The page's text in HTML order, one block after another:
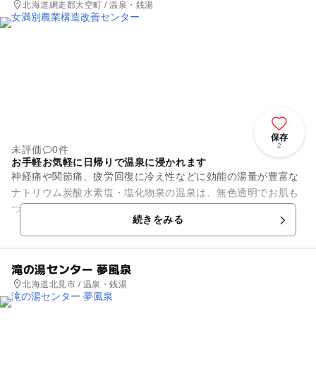
北海道網走郡大空町 / 温泉・銭湯
保存
2
未評価
0件
お手軽お気軽に日帰りで温泉に浸かれます
神経痛や関節痛、疲労回復に冷え性などに効能の湯量が豊富な
ナトリウム炭酸水素塩・塩化物泉の温泉は、無色透明でお肌も
つるつる、しっとりとした湯上りを楽しめます。町内にお住ま
いの方のみならず、気軽に源...続きをみる
滝の湯センター 夢風泉
北海道北見市 / 温泉・銭湯